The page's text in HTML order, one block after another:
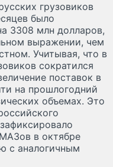
грузовиков
было
3308 млн долларов,
выражении, чем
Учитывая, что в
сократился
поставок в
на прошлогодний
объемах. Это
в октябре
с аналогичным